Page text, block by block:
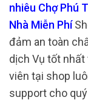
nhiêu Chợ Phú
Nhà Miễn Phí
đảm an toàn
dịch Vụ tốt
viên tại shop
support cho